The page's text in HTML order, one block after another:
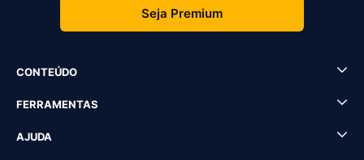
Seja Premium
CONTEÚDO
FERRAMENTAS
AJUDA